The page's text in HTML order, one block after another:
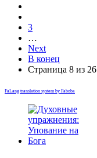
3
…
Next
В конец
Страница 8 из 26
FaLang translation system by Faboba